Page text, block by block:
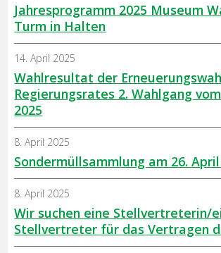
Jahresprogramm 2025 Museum
Turm in Halten
Wahlresultat der
Regierungsrates 2. Wahlgang
2025
14. April 2025
Sondermüllsammlung am 26. April
8. April 2025
Wir suchen eine Stellvertreterin/
Stellvertreter für das Vertragen
8. April 2025